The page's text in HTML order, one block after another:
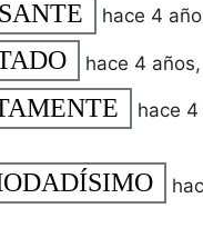
hace 4
hace 4
hace 4